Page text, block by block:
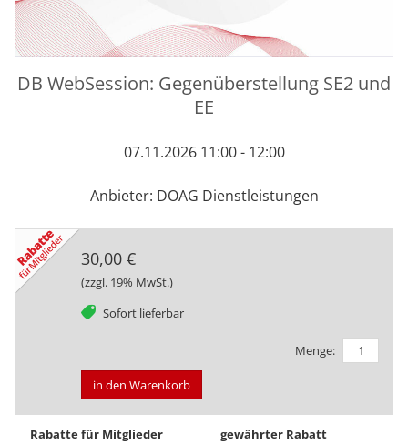
DB WebSession: Gegenüberstellung SE2 und
EE
07.11.2026 11:00 - 12:00
Anbieter: DOAG Dienstleistungen
30,00 €
(zzgl. 19% MwSt.)
Sofort lieferbar
tag
Menge:
in den Warenkorb
Rabatte für Mitglieder
gewährter Rabatt